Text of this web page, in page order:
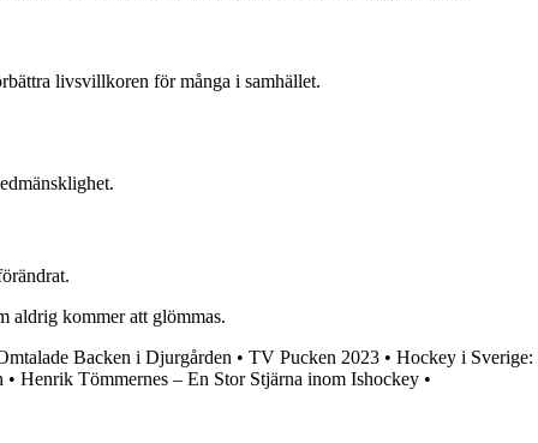
livsvillkoren för många i samhället.
aldrig kommer att glömmas.
Backen i Djurgården • TV Pucken 2023 • Hockey i Sverige:
• Henrik Tömmernes – En Stor Stjärna inom Ishockey •